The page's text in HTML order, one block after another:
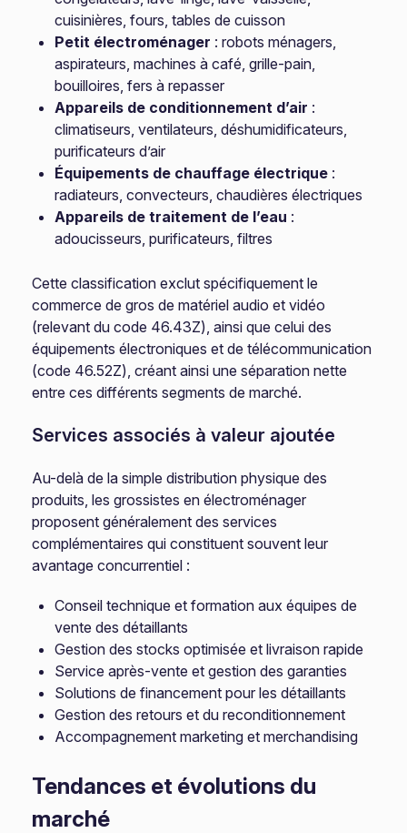
cuisinières, fours, tables de cuisson
Petit électroménager : robots ménagers,
aspirateurs, machines à café, grille-pain,
bouilloires, fers à repasser
Appareils de conditionnement d’air :
climatiseurs, ventilateurs, déshumidificateurs,
purificateurs d’air
Équipements de chauffage électrique :
radiateurs, convecteurs, chaudières électriques
Appareils de traitement de l’eau :
adoucisseurs, purificateurs, filtres
Cette classification exclut spécifiquement le
commerce de gros de matériel audio et vidéo
(relevant du code 46.43Z), ainsi que celui des
équipements électroniques et de télécommunication
(code 46.52Z), créant ainsi une séparation nette
entre ces différents segments de marché.
Services associés à valeur ajoutée
Au-delà de la simple distribution physique des
produits, les grossistes en électroménager
proposent généralement des services
complémentaires qui constituent souvent leur
avantage concurrentiel :
Conseil technique et formation aux équipes de
vente des détaillants
Gestion des stocks optimisée et livraison rapide
Service après-vente et gestion des garanties
Solutions de financement pour les détaillants
Gestion des retours et du reconditionnement
Accompagnement marketing et merchandising
Tendances et évolutions du
marché